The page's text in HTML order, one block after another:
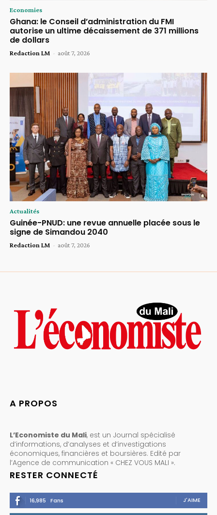
Economies
Ghana: le Conseil d’administration du FMI
autorise un ultime décaissement de 371 millions
de dollars
Redaction LM - août 7, 2026
Actualités
Guinée-PNUD: une revue annuelle placée sous le
signe de Simandou 2040
Redaction LM - août 7, 2026
A PROPOS
L’Economiste du Mali, est un Journal spécialisé
d’informations, d’analyses et d’investigations
économiques, financières et boursières. Edité par
l’Agence de communication « CHEZ VOUS MALI ».
RESTER CONNECTÉ
16,985 Fans J'AIME